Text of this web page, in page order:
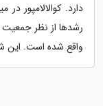
دارد. کوالالامپور
رشدها از نظر جمعیت
واقع شده است. این